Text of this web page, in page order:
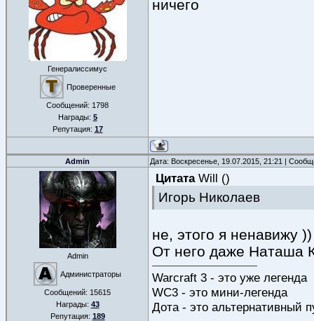
Генералиссимус
Проверенные
Сообщений: 1798
Награды: 5
Репутация: 17
ничего
Admin Дата: Воскресенье, 19.07.2015, 21:21 |
Admin
Администраторы
Сообщений: 15615
Награды: 43
Репутация: 189
Цитата Will ()
Игорь Николаев
не, этого я ненавижу ))
От него даже Наташа
Warcraft 3 - это уже легенда
WC3 - это мини-легенда
Дота - это альтернативный